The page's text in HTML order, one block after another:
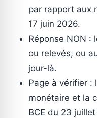
par rapport aux
17 juin 2026.
Réponse NON :
ou relevés, ou
jour-là.
Page à vérifier :
monétaire et la
BCE du 23